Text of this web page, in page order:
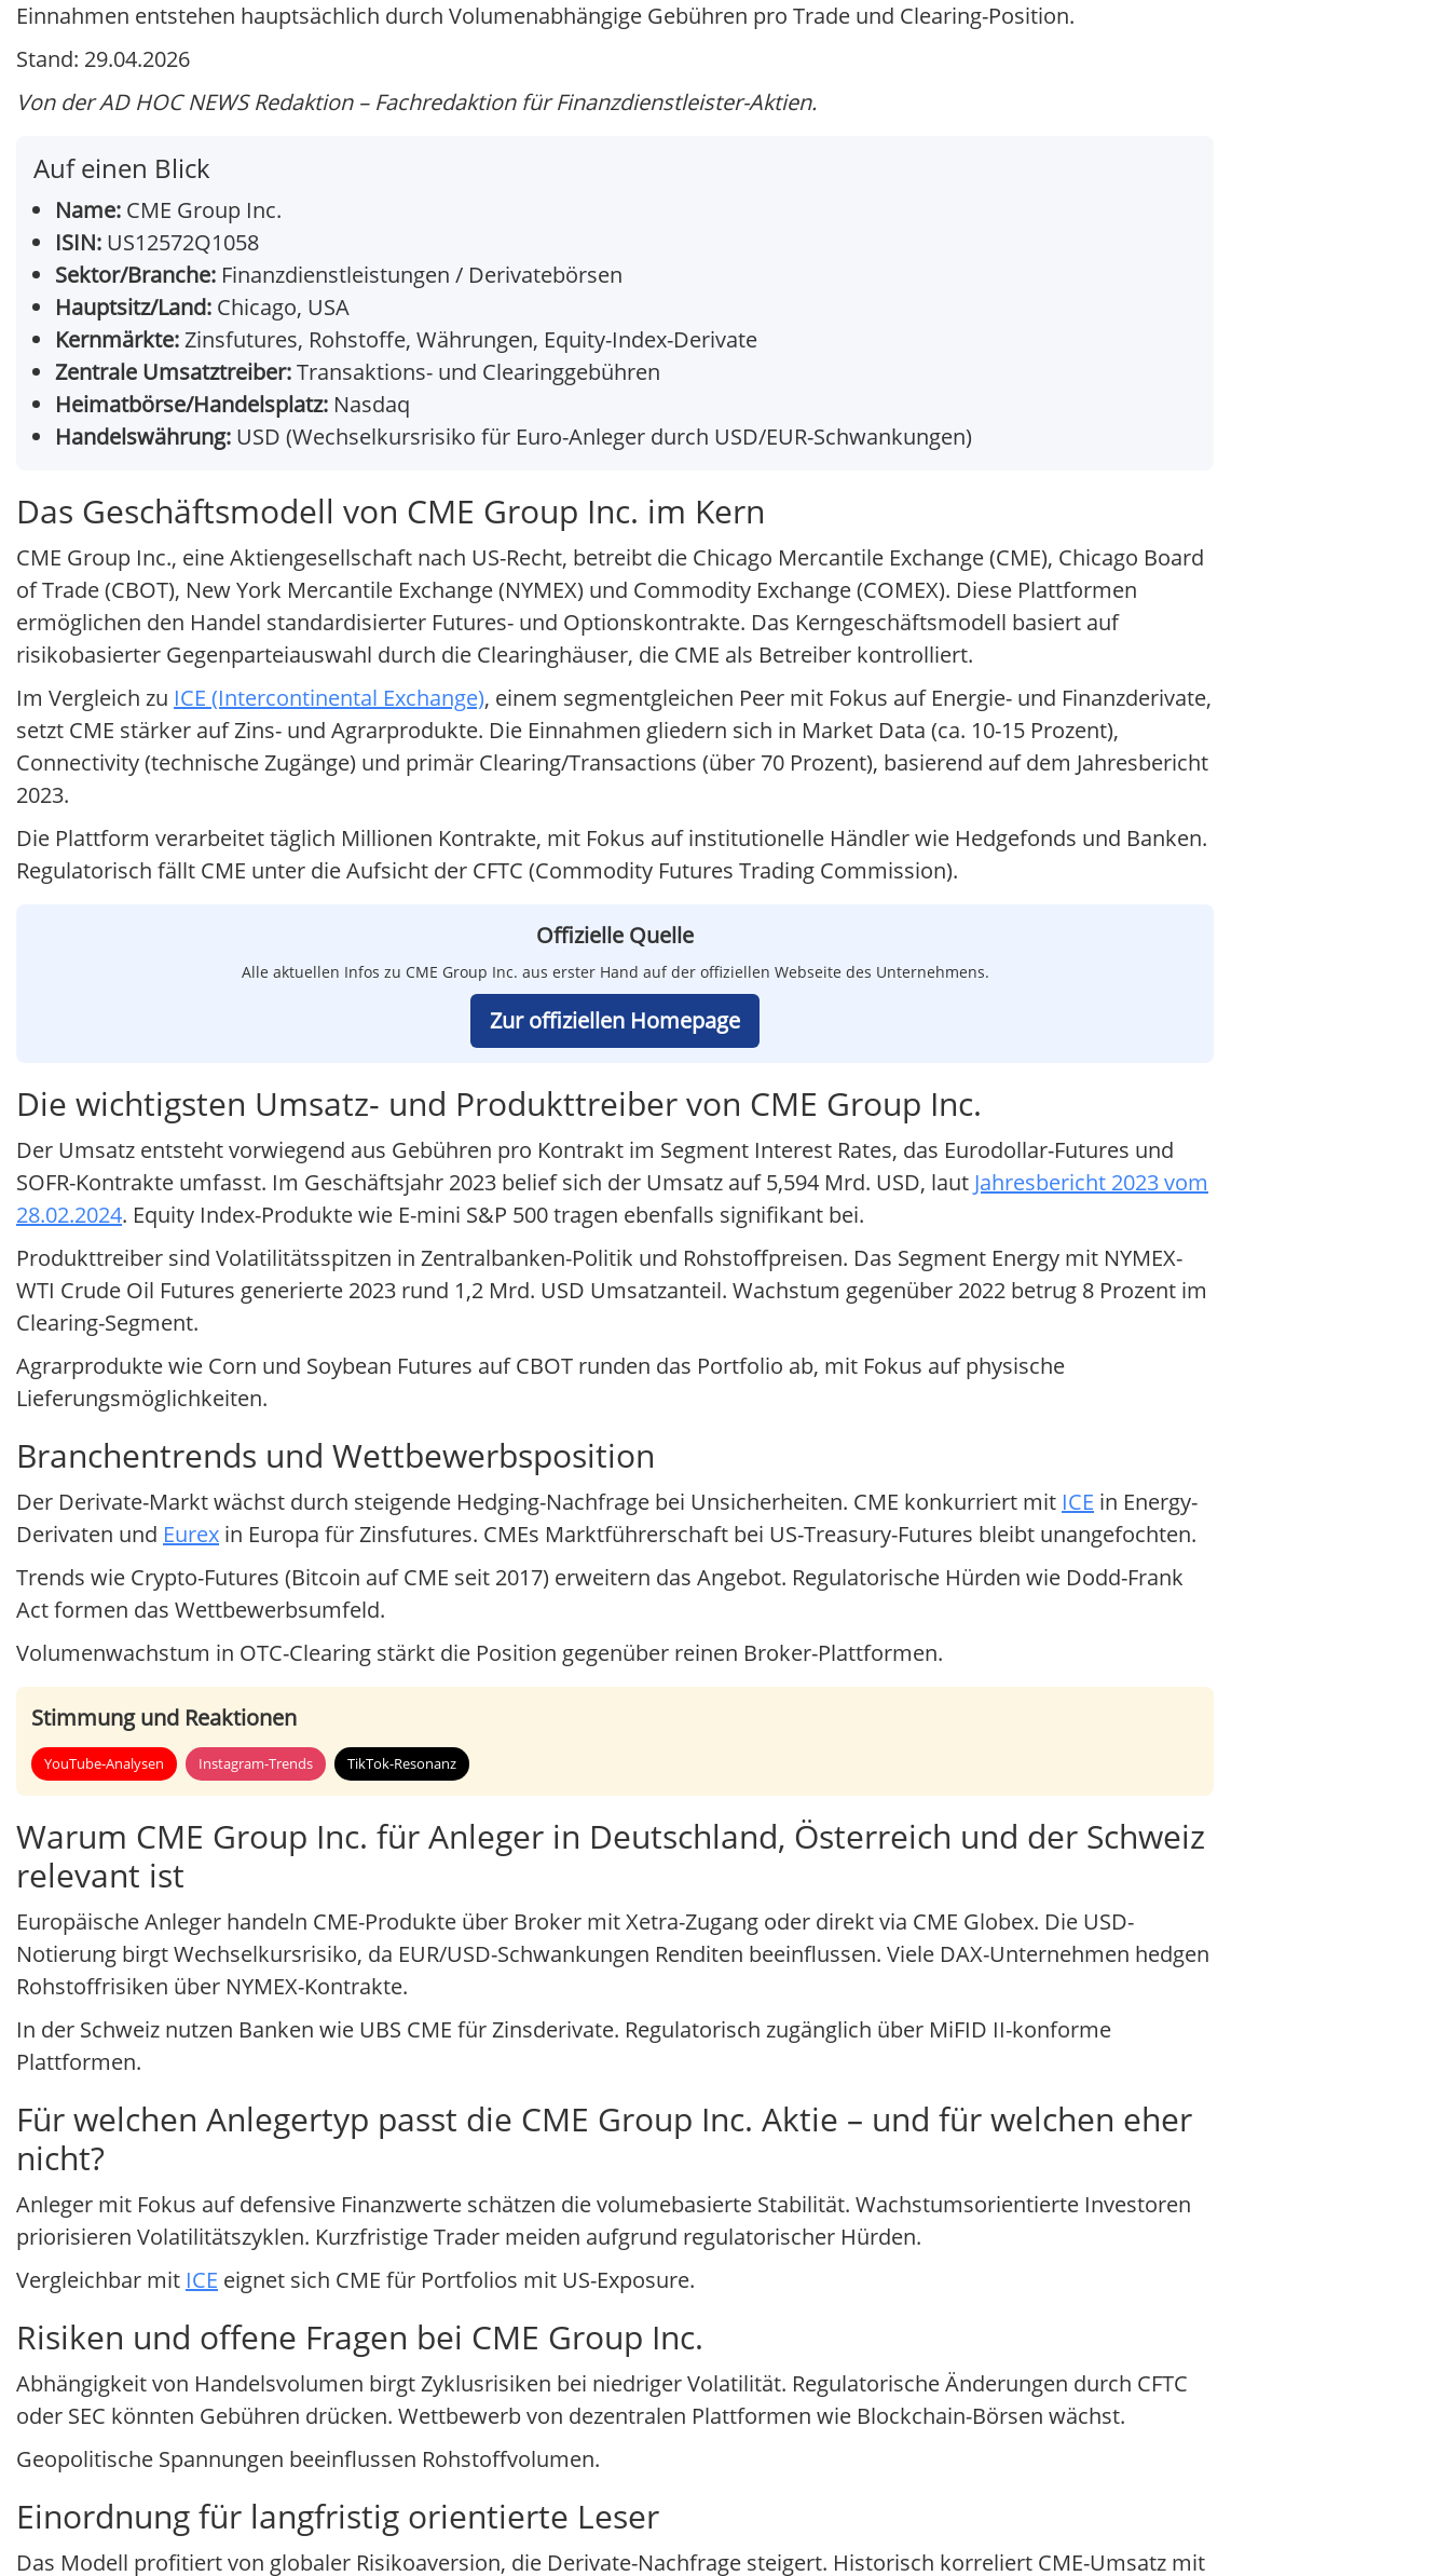
Einnahmen entstehen hauptsächlich durch Volumenabhängige Gebühren pro Trade und Clearing-Position.
Stand: 29.04.2026
Von der AD HOC NEWS Redaktion – Fachredaktion für Finanzdienstleister-Aktien.
Auf einen Blick
Name: CME Group Inc.
ISIN: US12572Q1058
Sektor/Branche: Finanzdienstleistungen / Derivatebörsen
Hauptsitz/Land: Chicago, USA
Kernmärkte:Zinsfutures, Rohstoffe, Währungen, Equity-Index-Derivate
Zentrale Umsatztreiber:Transaktions- und Clearinggebühren
Heimatbörse/Handelsplatz: Nasdaq
Handelswährung: USD (Wechselkursrisiko für Euro-Anleger durch USD/EUR-Schwankungen)
Das Geschäftsmodell von CME Group Inc. im Kern
CME Group Inc., eine Aktiengesellschaft nach US-Recht, betreibt die Chicago Mercantile Exchange (CME), Chicago Board
of Trade (CBOT), New York Mercantile Exchange (NYMEX) und Commodity Exchange (COMEX). Diese Plattformen
ermöglichen den Handel standardisierter Futures- und Optionskontrakte. Das Kerngeschäftsmodell basiert auf
risikobasierter Gegenparteiauswahl durch die Clearinghäuser, die CME als Betreiber kontrolliert.
Im Vergleich zu ICE (Intercontinental Exchange), einem segmentgleichen Peer mit Fokus auf Energie- und Finanzderivate,
setzt CME stärker auf Zins- und Agrarprodukte. Die Einnahmen gliedern sich in Market Data (ca. 10-15 Prozent),
Connectivity (technische Zugänge) und primär Clearing/Transactions (über 70 Prozent), basierend auf dem Jahresbericht
2023.
Die Plattform verarbeitet täglich Millionen Kontrakte, mit Fokus auf institutionelle Händler wie Hedgefonds und Banken.
Regulatorisch fällt CME unter die Aufsicht der CFTC (Commodity Futures Trading Commission).
Offizielle Quelle
Alle aktuellen Infos zu CME Group Inc. aus erster Hand auf der offiziellen Webseite des Unternehmens.
Zur offiziellen Homepage
Die wichtigsten Umsatz- und Produkttreiber von CME Group Inc.
Der Umsatz entsteht vorwiegend aus Gebühren pro Kontrakt im Segment Interest Rates, das Eurodollar-Futures und
SOFR-Kontrakte umfasst. Im Geschäftsjahr 2023 belief sich der Umsatz auf 5,594 Mrd. USD, laut Jahresbericht 2023 vom
28.02.2024. Equity Index-Produkte wie E-mini S&P 500 tragen ebenfalls signifikant bei.
Produkttreiber sind Volatilitätsspitzen in Zentralbanken-Politik und Rohstoffpreisen. Das Segment Energy mit NYMEX-
WTI Crude Oil Futures generierte 2023 rund 1,2 Mrd. USD Umsatzanteil. Wachstum gegenüber 2022 betrug 8 Prozent im
Clearing-Segment.
Agrarprodukte wie Corn und Soybean Futures auf CBOT runden das Portfolio ab, mit Fokus auf physische
Lieferungsmöglichkeiten.
Branchentrends und Wettbewerbsposition
Der Derivate-Markt wächst durch steigende Hedging-Nachfrage bei Unsicherheiten. CME konkurriert mit ICE in Energy-
Derivaten und Eurex in Europa für Zinsfutures. CMEs Marktführerschaft bei US-Treasury-Futures bleibt unangefochten.
Trends wie Crypto-Futures (Bitcoin auf CME seit 2017) erweitern das Angebot. Regulatorische Hürden wie Dodd-Frank
Act formen das Wettbewerbsumfeld.
Volumenwachstum in OTC-Clearing stärkt die Position gegenüber reinen Broker-Plattformen.
Stimmung und Reaktionen
YouTube-Analysen Instagram-Trends TikTok-Resonanz
Warum CME Group Inc. für Anleger in Deutschland, Österreich und der Schweiz
relevant ist
Europäische Anleger handeln CME-Produkte über Broker mit Xetra-Zugang oder direkt via CME Globex. Die USD-
Notierung birgt Wechselkursrisiko, da EUR/USD-Schwankungen Renditen beeinflussen. Viele DAX-Unternehmen hedgen
Rohstoffrisiken über NYMEX-Kontrakte.
In der Schweiz nutzen Banken wie UBS CME für Zinsderivate. Regulatorisch zugänglich über MiFID II-konforme
Plattformen.
Für welchen Anlegertyp passt die CME Group Inc. Aktie – und für welchen eher
nicht?
Anleger mit Fokus auf defensive Finanzwerte schätzen die volumebasierte Stabilität. Wachstumsorientierte Investoren
priorisieren Volatilitätszyklen. Kurzfristige Trader meiden aufgrund regulatorischer Hürden.
Vergleichbar mit ICE eignet sich CME für Portfolios mit US-Exposure.
Risiken und offene Fragen bei CME Group Inc.
Abhängigkeit von Handelsvolumen birgt Zyklusrisiken bei niedriger Volatilität. Regulatorische Änderungen durch CFTC
oder SEC könnten Gebühren drücken. Wettbewerb von dezentralen Plattformen wie Blockchain-Börsen wächst.
Geopolitische Spannungen beeinflussen Rohstoffvolumen.
Einordnung für langfristig orientierte Leser
Das Modell profitiert von globaler Risikoaversion, die Derivate-Nachfrage steigert. Historisch korreliert CME-Umsatz mit